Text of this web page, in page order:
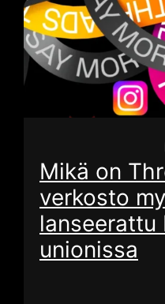
Mikä on
verkosto
lanseerattu
unionissa